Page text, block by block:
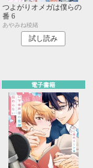
つよがりオメガは僕らの
番 6
あやみね稜緒
試し読み
電子書籍